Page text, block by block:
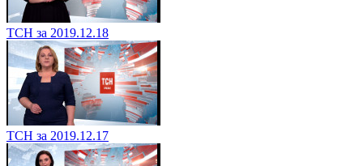
ТСН за 2019.12.18
ТСН за 2019.12.17